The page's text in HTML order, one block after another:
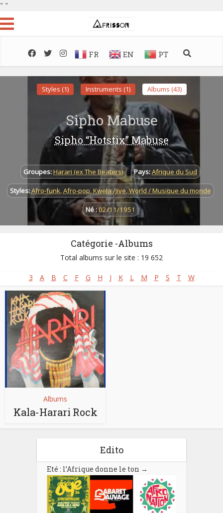
" "
FR EN PT
Styles (1) Instruments (1) Albums (43)
Sipho Mabuse
Sipho “Hotstix” Mabuse
Groupes:Harari (ex The Beaters) Pays:Afrique du Sud
Styles:Afro-funk,Afro-pop,Kwela /Jive,World / Musique du monde
Né :02/11/1951
Catégorie -Albums
Total albums sur le site : 19 652
3 A B C F G H J K L M P S T W
Albums
Kala-Harari Rock
Edito
Eté : l’Afrique donne le ton →